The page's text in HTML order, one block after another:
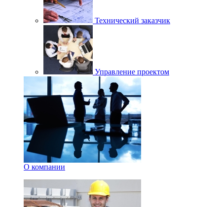
Технический заказчик
Управление проектом
О компании